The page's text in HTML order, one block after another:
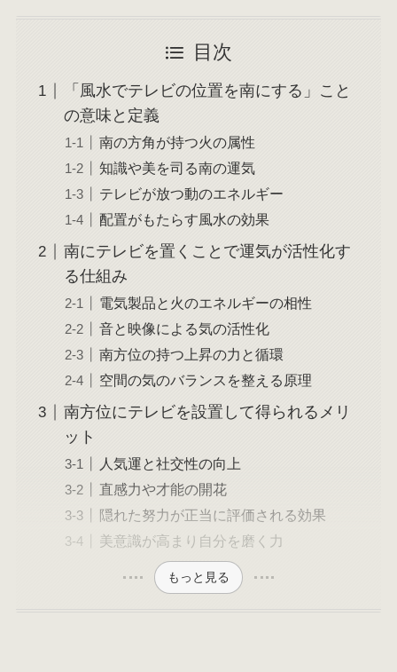
目次
「風水でテレビの位置を南にする」こと
の意味と定義
南の方角が持つ火の属性
知識や美を司る南の運気
テレビが放つ動のエネルギー
配置がもたらす風水の効果
南にテレビを置くことで運気が活性化す
る仕組み
電気製品と火のエネルギーの相性
音と映像による気の活性化
南方位の持つ上昇の力と循環
空間の気のバランスを整える原理
南方位にテレビを設置して得られるメリ
ット
人気運と社交性の向上
直感力や才能の開花
隠れた努力が正当に評価される効果
美意識が高まり自分を磨く力
もっと見る